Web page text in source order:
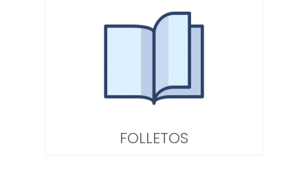
FOLLETOS